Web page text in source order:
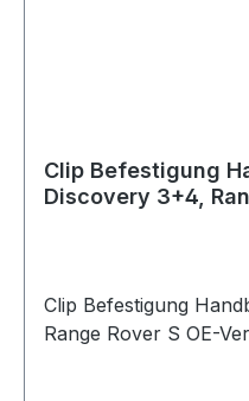
Clip Befestigung
Discovery 3+4,
Clip Befestigung
Range Rover S OE-